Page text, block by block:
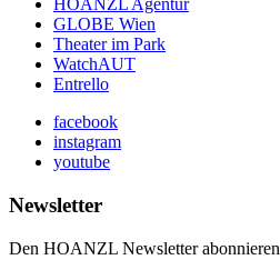
HOANZL Agentur
GLOBE Wien
Theater im Park
WatchAUT
Entrello
facebook
instagram
youtube
Newsletter
Den HOANZL Newsletter abonnieren